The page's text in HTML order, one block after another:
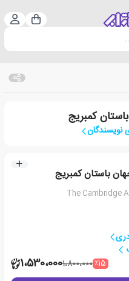
سبد
کمبریج
باستان کمبریج
The Cambridge
٪151،800،0001،530،000